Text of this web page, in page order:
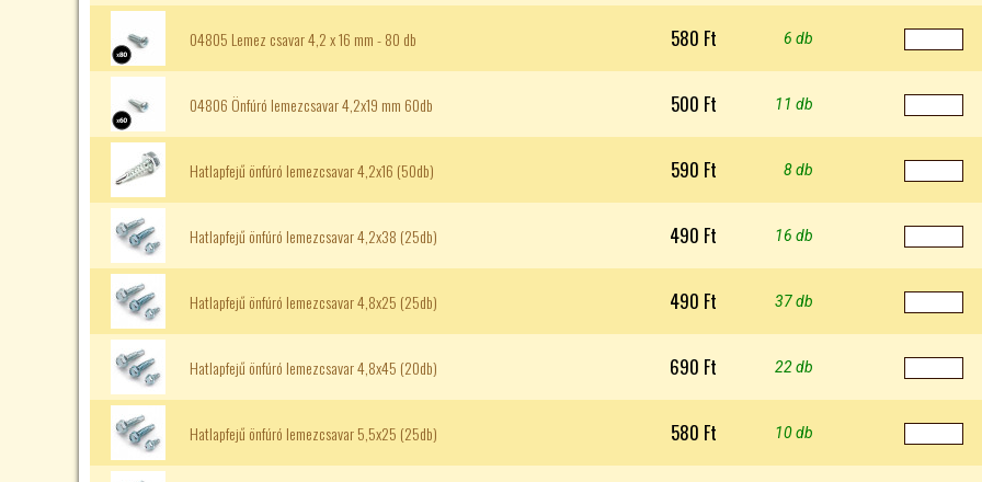
04805 Lemez csavar 4,2 x 16 mm - 80 db 580 Ft 6 db
04806 Önfúró lemezcsavar 4,2x19 mm 60db 500 Ft 11 db
Hatlapfejű önfúró lemezcsavar 4,2x16 (50db) 590 Ft 8 db
Hatlapfejű önfúró lemezcsavar 4,2x38 (25db) 490 Ft 16 db
Hatlapfejű önfúró lemezcsavar 4,8x25 (25db) 490 Ft 37 db
Hatlapfejű önfúró lemezcsavar 4,8x45 (20db) 690 Ft 22 db
Hatlapfejű önfúró lemezcsavar 5,5x25 (25db) 580 Ft 10 db
ü